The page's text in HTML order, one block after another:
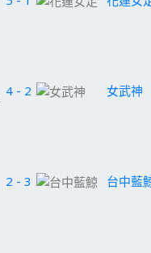
4 - 2 女武神
2 - 3 台中藍